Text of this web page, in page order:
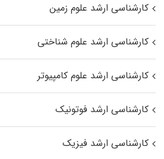
کارشناسی ارشد علوم زمین
کارشناسی ارشد علوم شناختی
کارشناسی ارشد علوم کامپیوتر
کارشناسی ارشد فوتونیک
کارشناسی ارشد فیزیک